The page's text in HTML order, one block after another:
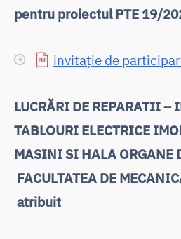
pentru proiectul PTE 19/
invitație de
LUCRĂRI DE REPARATII –
TABLOURI ELECTRICE
MASINI SI HALA ORGANE
FACULTATEA DE
atribuit